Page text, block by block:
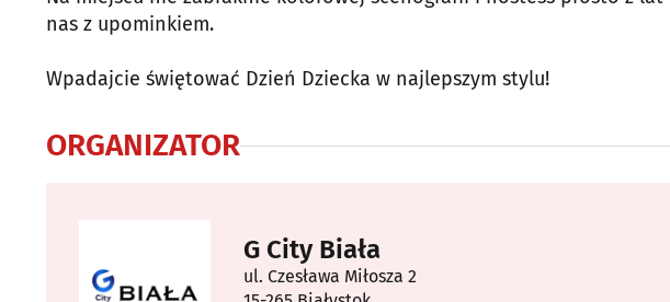
nas z upominkiem.
Wpadajcie świętować Dzień Dziecka w najlepszym stylu!
ORGANIZATOR
G City Biała
ul. Czesława Miłosza 2